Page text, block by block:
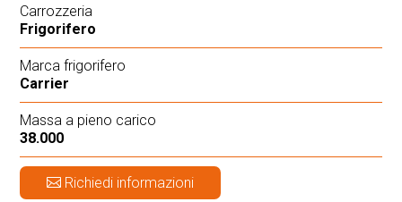
Carrozzeria
Frigorifero
Marca frigorifero
Carrier
Massa a pieno carico
38.000
Richiedi informazioni